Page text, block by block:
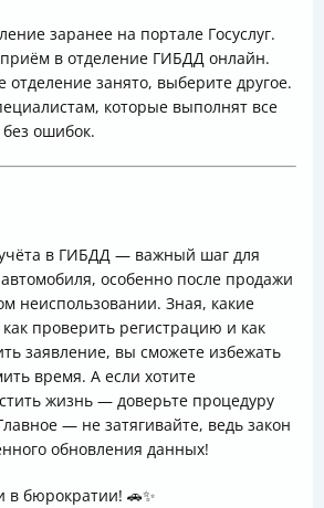
заранее на портале Госуслуг.
в отделение ГИБДД онлайн.
занято, выберите другое.
которые выполнят все
ошибок.
в ГИБДД — важный шаг для
особенно после продажи
неиспользовании. Зная, какие
проверить регистрацию и как
заявление, вы сможете избежать
время. А если хотите
жизнь — доверьте процедуру
— не затягивайте, ведь закон
обновления данных!
в бюрократии! 🚗✨